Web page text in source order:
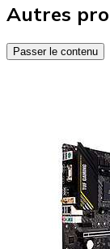
Autres
Passer le contenu